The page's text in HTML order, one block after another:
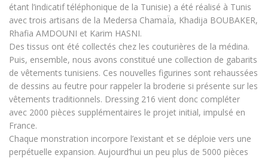
étant l’indicatif téléphonique de la Tunisie) a été réalisé à Tunis
avec trois artisans de la Medersa ChamaÏa, Khadija BOUBAKER,
Rhafia AMDOUNI et Karim HASNI.
Des tissus ont été collectés chez les couturières de la médina.
Puis, ensemble, nous avons constitué une collection de gabarits
de vêtements tunisiens. Ces nouvelles figurines sont rehaussées
de dessins au feutre pour rappeler la broderie si présente sur les
vêtements traditionnels. Dressing 216 vient donc compléter
avec 2000 pièces supplémentaires le projet initial, impulsé en
France.
Chaque monstration incorpore l’existant et se déploie vers une
perpétuelle expansion. Aujourd’hui un peu plus de 5000 pièces